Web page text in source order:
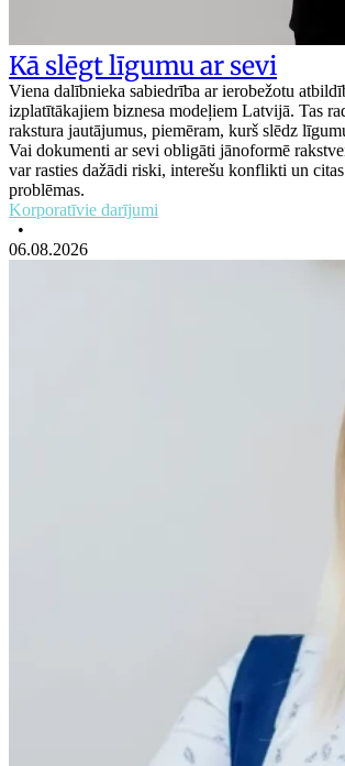
Kā slēgt līgumu ar sevi
Viena dalībnieka sabiedrība ar ierobežotu
izplatītākajiem biznesa modeļiem Latvijā. Tas
rakstura jautājumus, piemēram, kurš slēdz
Vai dokumenti ar sevi obligāti jānoformē
var rasties dažādi riski, interešu konflikti un
problēmas.
Korporatīvie darījumi
•
06.08.2026